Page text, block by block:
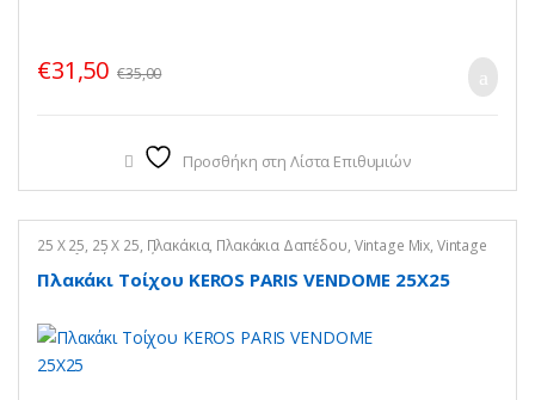
€31,50 €35,00
Προσθήκη στη Λίστα Επιθυμιών
25 X 25, 25 X 25, Πλακάκια, Πλακάκια Δαπέδου, Vintage Mix, Vintage
Πλακάκια Τοίχου Vintage Mix
Πλακάκι Τοίχου KEROS PARIS VENDOME 25X25